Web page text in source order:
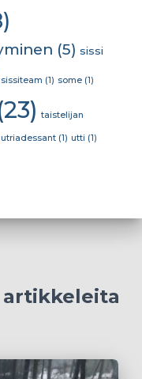
(5) sissi
sissiteam (1) some (1)
taistelijan
utriadessant (1) utti (1)